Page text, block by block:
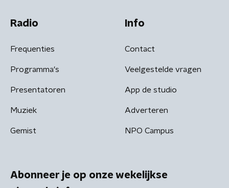
Radio
Frequenties
Programma's
Presentatoren
Muziek
Gemist
Info
Contact
Veelgestelde vragen
App de studio
Adverteren
NPO Campus
Abonneer je op onze wekelijkse